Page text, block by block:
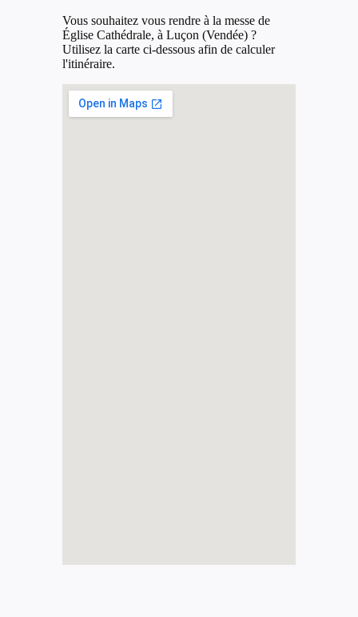
Vous souhaitez vous rendre à la messe de
Église Cathédrale, à Luçon (Vendée) ?
Utilisez la carte ci-dessous afin de calculer
l'itinéraire.